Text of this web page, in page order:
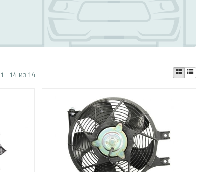
1 - 14 из 14